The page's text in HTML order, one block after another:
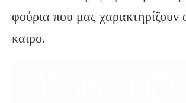
φούρια που μας χαρακτηρίζουν
καιρο.